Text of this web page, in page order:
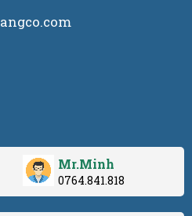
Mr.Minh
0764.841.818